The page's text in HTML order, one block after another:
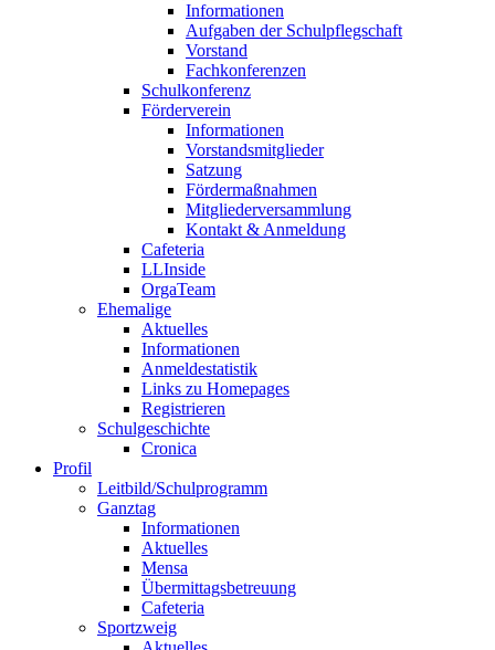
Informationen
Aufgaben der Schulpflegschaft
Vorstand
Fachkonferenzen
Schulkonferenz
Förderverein
Informationen
Vorstandsmitglieder
Satzung
Fördermaßnahmen
Mitgliederversammlung
Kontakt & Anmeldung
Cafeteria
LLInside
OrgaTeam
Ehemalige
Aktuelles
Informationen
Anmeldestatistik
Links zu Homepages
Registrieren
Schulgeschichte
Cronica
Profil
Leitbild/Schulprogramm
Ganztag
Informationen
Aktuelles
Mensa
Übermittagsbetreuung
Cafeteria
Sportzweig